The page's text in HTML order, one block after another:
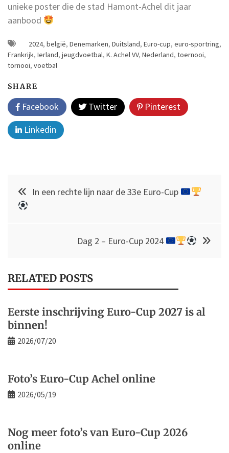
unieke poster die de stad Hamont-Achel dit jaar
aanbood
2024, belgië, Denemarken, Duitsland, Euro-cup, euro-sportring,
Frankrijk, Ierland, jeugdvoetbal, K. Achel VV, Nederland, toernooi,
tornooi, voetbal
SHARE
Facebook Twitter
Pinterest
Linkedin
Post
navigation
In een rechte lijn naar de 33e Euro-Cup
Dag 2 – Euro-Cup 2024
RELATED POSTS
Eerste inschrijving Euro-Cup 2027 is al
binnen!
2026/07/20
Foto’s Euro-Cup Achel online
2026/05/19
Nog meer foto’s van Euro-Cup 2026
online